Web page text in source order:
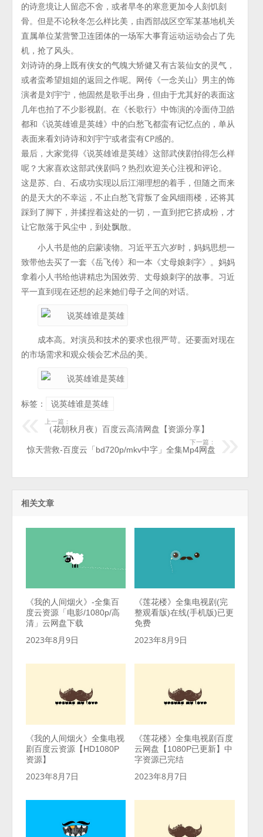
的诗意境让人留恋不舍，或者早冬的寒意更加令人刻饥刻
骨。但是不论秋冬怎么样比美，由西部战区空军某基地机关
直属单位某营警卫连团体的一场军大事育运动运动会占了先
机，抢了风头。
刘诗诗的身上既有侠女的气魄大矫健又有古装仙女的灵气，
或者蛮希望姐姐的返回之作呢。网传《一念关山》男主的饰
演者是刘宇宁，他固然是歌手出身，但由于尤其好的表面这
几年也拍了不少影视剧。在《长歌行》中饰演的冷面侍卫皓
都和《说英雄谁是英雄》中的白愁飞都蛮有记忆点的，单从
表面来看刘诗诗和刘宇宁或者蛮有CP感的。
最后，大家觉得《说英雄谁是英雄》这部武侠剧拍得怎么样
呢？大家喜欢这部武侠剧吗？热烈欢迎关心注视和评论。
这是苏、白、石成功实现以后江湖理想的着手，但随之而来
的是天大的不幸运，不止白愁飞背叛了金风细雨楼，还将其
踩到了脚下，并揉捏着这处的一切，一直到把它挤成粉，才
让它散落于风尘中，到处飘散。
小人书是他的启蒙读物。习近平五六岁时，妈妈思想一
致带他去买了一套《岳飞传》和一本《丈母娘刺字》。妈妈
拿着小人书给他讲精忠为国效劳、丈母娘刺字的故事。习近
平一直到现在还想的起来她们母子之间的对话。
成本高。对演员和技术的要求也很严苛。还要面对现在
的市场需求和观众领会艺术品的美。
标签： 说英雄谁是英雄
上一篇：
（花朝秋月夜）百度云高清网盘【资源分享】
下一篇：
惊天营救-百度云「bd720p/mkv中字」全集Mp4网盘
相关文章
《我的人间烟火》-全集百
度云资源「电影/1080p/高
清」云网盘下载
2023年8月9日
《莲花楼》全集电视剧(完
整观看版)在线(手机版)已更
免费
2023年8月9日
《我的人间烟火》全集电视
剧百度云资源【HD1080P
资源】
2023年8月7日
《莲花楼》全集电视剧百度
云网盘【1080P已更新】中
字资源已完结
2023年8月7日